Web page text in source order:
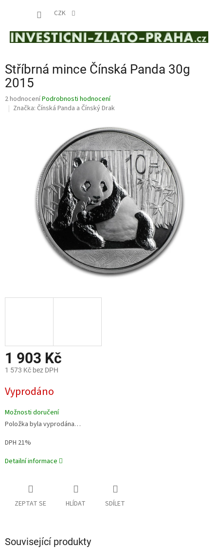
CZK
Stříbrná mince Čínská Panda 30g
2015
Průměrné
hodnocení
2 hodnoceníPodrobnosti hodnocení
Značka: Čínská Panda a Čínský Drak
1 903 Kč
1 573 Kč bez DPH
cena:
Vyprodáno
Možnosti doručení
Položka byla vyprodána…
DPH 21%
Detailní informace
ZEPTAT SE HLÍDAT SDÍLET
Související produkty